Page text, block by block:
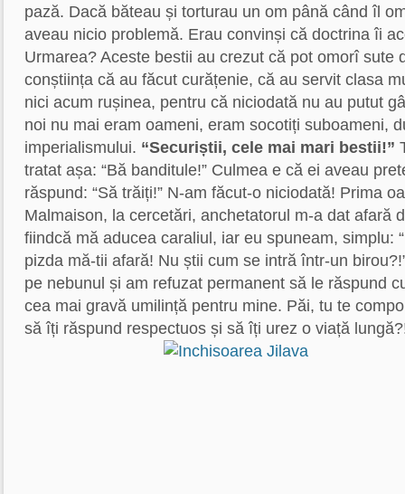
pază. Dacă băteau și torturau un om până când îl
aveau nicio problemă. Erau convinși că doctrina îi
Urmarea? Aceste bestii au crezut că pot omorî sute
conștiința că au făcut curățenie, că au servit clasa
nici acum rușinea, pentru că niciodată nu au putut
noi nu mai eram oameni, eram socotiți suboameni,
imperialismului. “Securiștii, cele mai mari bestii!”
tratat așa: “Bă banditule!” Culmea e că ei aveau
răspund: “Să trăiți!” N-am făcut-o niciodată! Prima
Malmaison, la cercetări, anchetatorul m-a dat afară
fiindcă mă aducea caraliul, iar eu spuneam, simplu:
pizda mă-tii afară! Nu știi cum se intră într-un
pe nebunul și am refuzat permanent să le răspund
cea mai gravă umilință pentru mine. Păi, tu te
să îți răspund respectuos și să îți urez o viață